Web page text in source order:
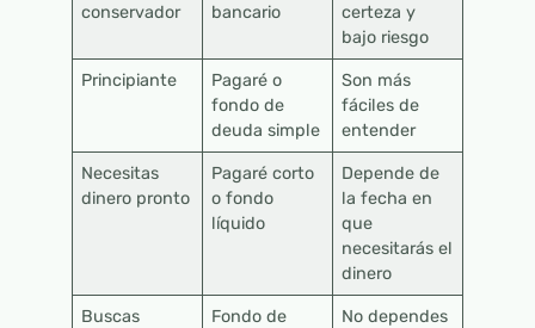
conservador
bancario
certeza y
bajo riesgo
Principiante
Pagaré o
fondo de
deuda simple
Son más
fáciles de
entender
Necesitas
dinero pronto
Pagaré corto
o fondo
líquido
Depende de
la fecha en
que
necesitarás el
dinero
Buscas
Fondo de
No dependes